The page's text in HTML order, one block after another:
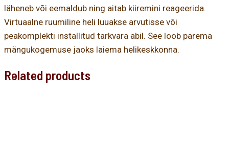
läheneb või eemaldub ning aitab kiiremini reageerida.
Virtuaalne ruumiline heli luuakse arvutisse või
peakomplekti installitud tarkvara abil. See loob parema
mängukogemuse jaoks laiema helikeskkonna.
Related products